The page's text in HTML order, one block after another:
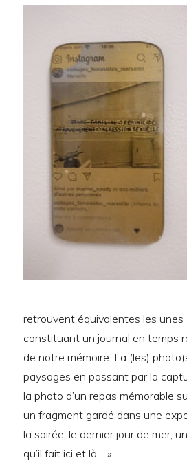
retrouvent équivalentes les unes
constituant un journal en temps
de notre mémoire. La (les)
paysages en passant par la
la photo d’un repas mémorable
un fragment gardé dans une
la soirée, le dernier jour de mer,
qu’il fait ici et là… »